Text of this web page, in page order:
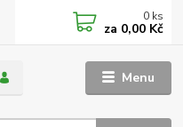
Menu
0 ks
za 0,00 Kč